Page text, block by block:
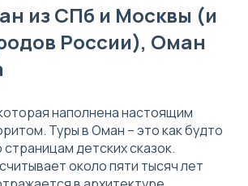
из СПб и Москвы (и
России), Оман
наполнена настоящим
Туры в Оман – это как будто
детских сказок.
около пяти тысяч лет